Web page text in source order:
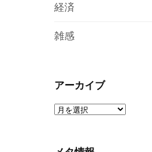
経済
雑感
アーカイブ
ア